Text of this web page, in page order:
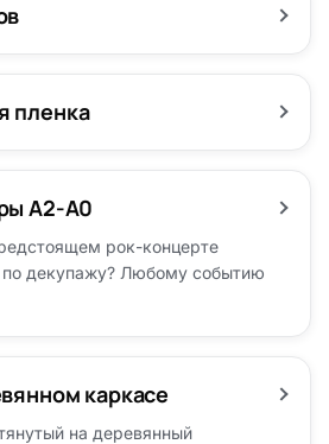
пленка
А2-А0
рок-концерте
по декупажу? Любому событию
каркасе
на деревянный